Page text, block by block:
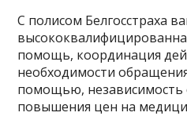
С полисом Белгосстраха
помощь, координация
необходимости
помощью, независимость
повышения цен на